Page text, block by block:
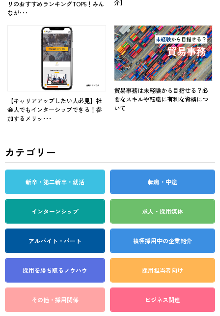
リのおすすめランキングTOP5！みん
なが･･･
介】
【キャリアアップしたい人必見】社
会人でもインターシップできる！参
加するメリッ･･･
貿易事務は未経験から目指せる？必
要なスキルや転職に有利な資格につ
いて
カテゴリー
新卒・第二新卒・就活 転職・中途
インターンシップ 求人・採用媒体
アルバイト・パート 積極採用中の企業紹介
採用を勝ち取る ノウハウ 採用担当者向け
その他・採用関係 ビジネス関連